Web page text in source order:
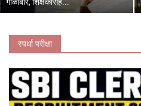
गोळीबार, शिक्षकासह...
स्पर्धा परीक्षा